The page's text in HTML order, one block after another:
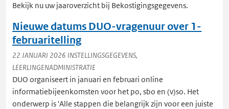
Bekijk nu uw jaaroverzicht bij Bekostigingsgegevens.
Nieuwe datums DUO-vragenuur over 1-
februaritelling
22 JANUARI 2026 INSTELLINGSGEGEVENS,
LEERLINGENADMINISTRATIE
DUO organiseert in januari en februari online
informatiebijeenkomsten voor het po, sbo en (v)so. Het
onderwerp is 'Alle stappen die belangrijk zijn voor een juiste